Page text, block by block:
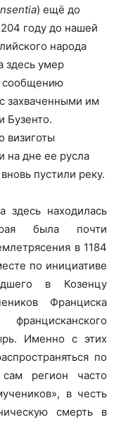
) ещё до
году до нашей
народа
здесь умер
сообщению
захваченными им
Бузенто.
визиготы
на дне ее русла
пустили реку.
находилась
была почти
в 1184
по инициативе
в Козенцу
Франциска
Именно с этих
по
регион часто
в честь
смерть в